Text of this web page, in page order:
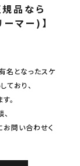
品なら
マー)】
名となったスケ
おり、
。
お問い合わせく